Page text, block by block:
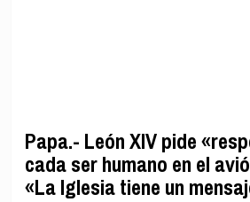
Papa.- León XIV pide
cada ser humano en el
«La Iglesia tiene un